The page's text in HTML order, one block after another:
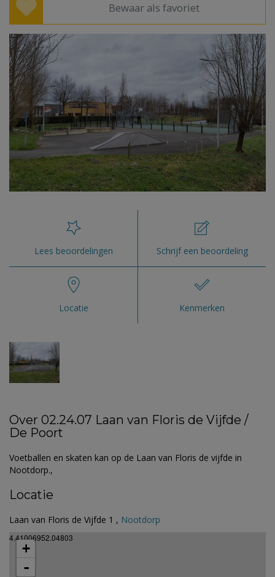
Bewaar als favoriet
Lees beoordelingen Schrijf een beoordeling
Locatie Kenmerken
Over 02.24.07 Laan van Floris de Vijfde /
De Poort
Voetballen en skaten kan op de Laan van Floris de vijfde in
Nootdorp.,
Locatie
Laan van Floris de Vijfde 1 , Nootdorp
4.41006952.04803
+
-